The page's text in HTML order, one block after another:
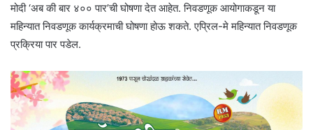
मोदी ‘अब की बार ४०० पार’ची घोषणा देत आहेत. निवडणूक आयोगाकडून या
महिन्यात निवडणूक कार्यक्रमाची घोषणा होऊ शकते. एप्रिल-मे महिन्यात निवडणूक
प्रक्रिया पार पडेल.